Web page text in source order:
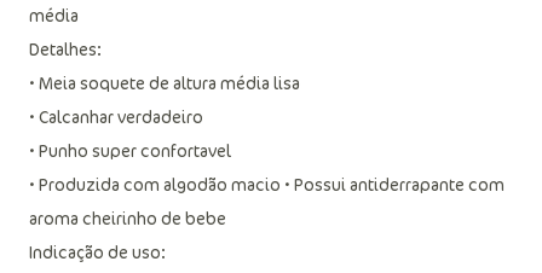
média
Detalhes:
• Meia soquete de altura média lisa
• Calcanhar verdadeiro
• Punho super confortavel
• Produzida com algodão macio • Possui antiderrapante com
aroma cheirinho de bebe
Indicação de uso: